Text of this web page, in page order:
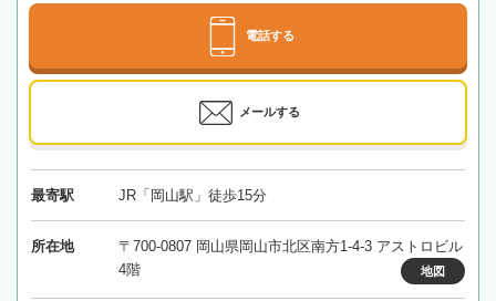
電話する
メールする
最寄駅 JR「岡山駅」徒歩15分
所在地
〒700-0807 岡山県岡山市北区南方1-4-3 アストロビル
4階
地図